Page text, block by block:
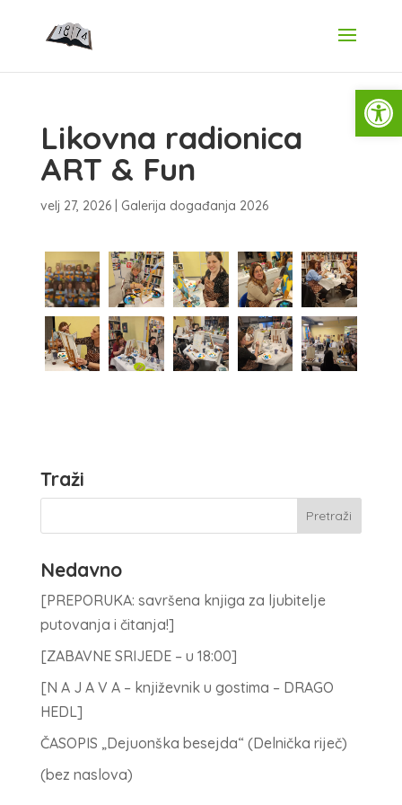
Likovna radionica
ART & Fun
velj 27, 2026| Galerija događanja 2026
Traži
Nedavno
[PREPORUKA: savršena knjiga za ljubitelje
putovanja i čitanja!]
[ZABAVNE SRIJEDE – u 18:00]
[N A J A V A – književnik u gostima – DRAGO
HEDL]
ČASOPIS „Dejuonška besejda“ (Delnička riječ)
(bez naslova)